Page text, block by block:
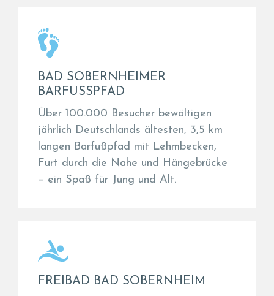
BAD SOBERNHEIMER
BARFUSSPFAD
Über 100.000 Besucher bewältigen
jährlich Deutschlands ältesten, 3,5 km
langen Barfußpfad mit Lehmbecken,
Furt durch die Nahe und Hängebrücke
– ein Spaß für Jung und Alt.
FREIBAD BAD SOBERNHEIM